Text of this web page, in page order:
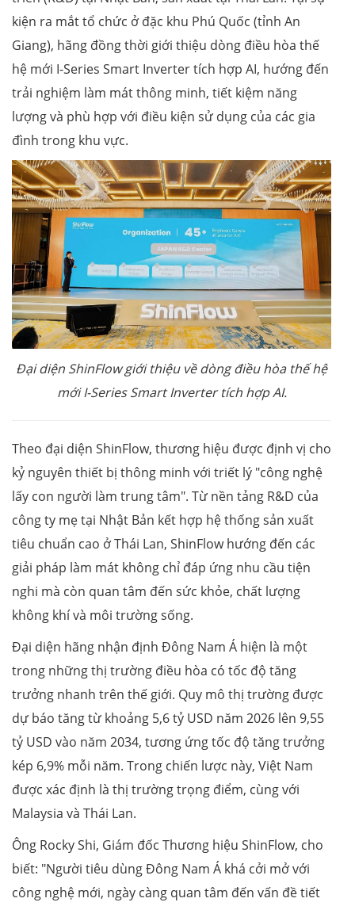
kiện ra mắt tổ chức ở đặc khu Phú Quốc (tỉnh An
Giang), hãng đồng thời giới thiệu dòng điều hòa thế
hệ mới I-Series Smart Inverter tích hợp AI, hướng đến
trải nghiệm làm mát thông minh, tiết kiệm năng
lượng và phù hợp với điều kiện sử dụng của các gia
đình trong khu vực.
Đại diện ShinFlow giới thiệu về dòng điều hòa thế hệ
mới I-Series Smart Inverter tích hợp AI.
Theo đại diện ShinFlow, thương hiệu được định vị cho
kỷ nguyên thiết bị thông minh với triết lý "công nghệ
lấy con người làm trung tâm". Từ nền tảng R&D của
công ty mẹ tại Nhật Bản kết hợp hệ thống sản xuất
tiêu chuẩn cao ở Thái Lan, ShinFlow hướng đến các
giải pháp làm mát không chỉ đáp ứng nhu cầu tiện
nghi mà còn quan tâm đến sức khỏe, chất lượng
không khí và môi trường sống.
Đại diện hãng nhận định Đông Nam Á hiện là một
trong những thị trường điều hòa có tốc độ tăng
trưởng nhanh trên thế giới. Quy mô thị trường được
dự báo tăng từ khoảng 5,6 tỷ USD năm 2026 lên 9,55
tỷ USD vào năm 2034, tương ứng tốc độ tăng trưởng
kép 6,9% mỗi năm. Trong chiến lược này, Việt Nam
được xác định là thị trường trọng điểm, cùng với
Malaysia và Thái Lan.
Ông Rocky Shi, Giám đốc Thương hiệu ShinFlow, cho
biết: "Người tiêu dùng Đông Nam Á khá cởi mở với
công nghệ mới, ngày càng quan tâm đến vấn đề tiết